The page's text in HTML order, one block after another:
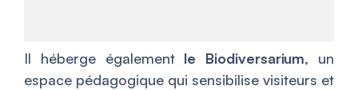
Il héberge égalementle Biodiversarium, un
espace pédagogique qui sensibilise visiteurs et